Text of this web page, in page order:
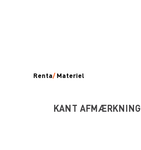
Renta/ Materiel
KANT AFMÆRKNING